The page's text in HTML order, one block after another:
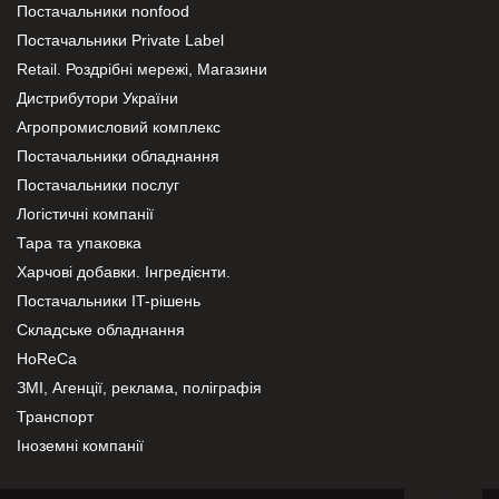
Постачальники nonfood
Постачальники Private Label
Retail. Роздрібні мережі, Магазини
Дистрибутори України
Агропромисловий комплекс
Постачальники обладнання
Постачальники послуг
Логістичні компанії
Тара та упаковка
Харчові добавки. Інгредієнти.
Постачальники IT-рішень
Складське обладнання
HoReCa
ЗМІ, Агенції, реклама, поліграфія
Транспорт
Іноземні компанії